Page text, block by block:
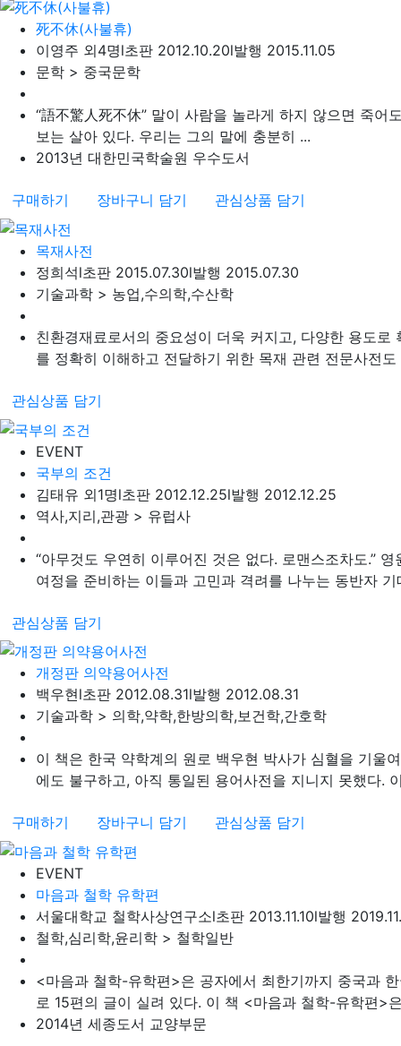
死不休(사불휴)
이영주 외4명l초판 2012.10.20l발행 2015.11.05
문학 > 중국문학
“語不驚人死不休” 말이 사람을 놀라게 하지 않으면 죽
보는 살아 있다. 우리는 그의 말에 충분히 ...
2013년 대한민국학술원 우수도서
구매하기 장바구니 담기 관심상품 담기
목재사전
정희석l초판 2015.07.30l발행 2015.07.30
기술과학 > 농업,수의학,수산학
친환경재료로서의 중요성이 더욱 커지고, 다양한 용도
를 정확히 이해하고 전달하기 위한 목재 관련 전문사전
관심상품 담기
EVENT
국부의 조건
김태유 외1명l초판 2012.12.25l발행 2012.12.25
역사,지리,관광 > 유럽사
“아무것도 우연히 이루어진 것은 없다. 로맨스조차도.”
여정을 준비하는 이들과 고민과 격려를 나누는 동반자 기
관심상품 담기
개정판 의약용어사전
백우현l초판 2012.08.31l발행 2012.08.31
기술과학 > 의학,약학,한방의학,보건학,간호학
이 책은 한국 약학계의 원로 백우현 박사가 심혈을 기울
에도 불구하고, 아직 통일된 용어사전을 지니지 못했다.
구매하기 장바구니 담기 관심상품 담기
EVENT
마음과 철학 유학편
서울대학교 철학사상연구소l초판 2013.11.10l발행
철학,심리학,윤리학 > 철학일반
<마음과 철학-유학편>은 공자에서 최한기까지 중국과
로 15편의 글이 실려 있다. 이 책 <마음과 철학-유학편>
2014년 세종도서 교양부문